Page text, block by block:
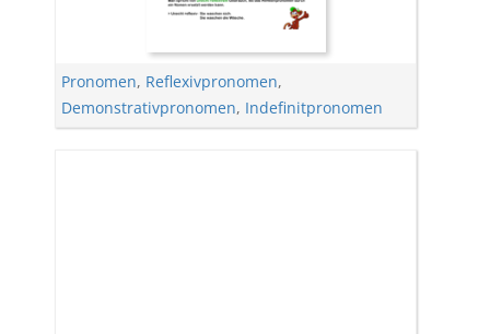
Pronomen, Reflexivpronomen,
Demonstrativpronomen, Indefinitpronomen